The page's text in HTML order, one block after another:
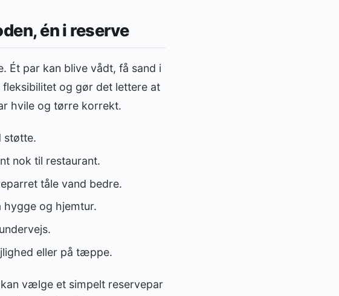
én i reserve
Ét par kan blive vådt, få sand i
og gør det lettere at
hvile og tørre korrekt.
støtte.
nok til restaurant.
tåle vand bedre.
og hjemtur.
eller på tæppe.
vælge et simpelt reservepar